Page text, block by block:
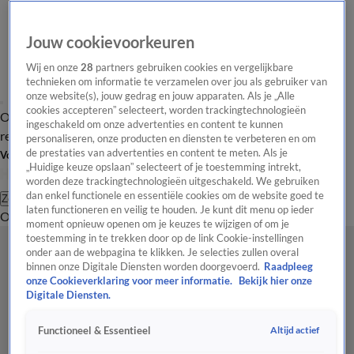
Overzicht Laatste nieuws Regionieuws Het beste van Hart
Tip de
redactie
Volg Hart van Nederland
Zoeken
OverzichtRegioUitzendingenWeerTip de redactiePanelVideo's
Jouw cookievoorkeuren
Wij en onze28 partners gebruiken cookies en vergelijkbare
technieken om informatie te verzamelen over jou als gebruiker van
onze website(s), jouw gedrag en jouw apparaten. Als je „Alle
cookies accepteren” selecteert, worden trackingtechnologieën
ingeschakeld om onze advertenties en content te kunnen
personaliseren, onze producten en diensten te verbeteren en om
de prestaties van advertenties en content te meten. Als je
„Huidige keuze opslaan” selecteert of je toestemming intrekt,
worden deze trackingtechnologieën uitgeschakeld. We gebruiken
dan enkel functionele en essentiële cookies om de website goed te
laten functioneren en veilig te houden. Je kunt dit menu op ieder
moment opnieuw openen om je keuzes te wijzigen of om je
toestemming in te trekken door op de link Cookie-instellingen
onder aan de webpagina te klikken. Je selecties zullen overal
binnen onze Digitale Diensten worden doorgevoerd. Raadpleeg
onze Cookieverklaring voor meer informatie.
Bekijk hier onze
Digitale Diensten.
Functioneel & Essentieel Altijd actief